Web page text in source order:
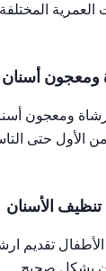
العمرية
ومعجون أسنان
ومعجون
الأول حتى
تنظيف الأسنان
تقديم